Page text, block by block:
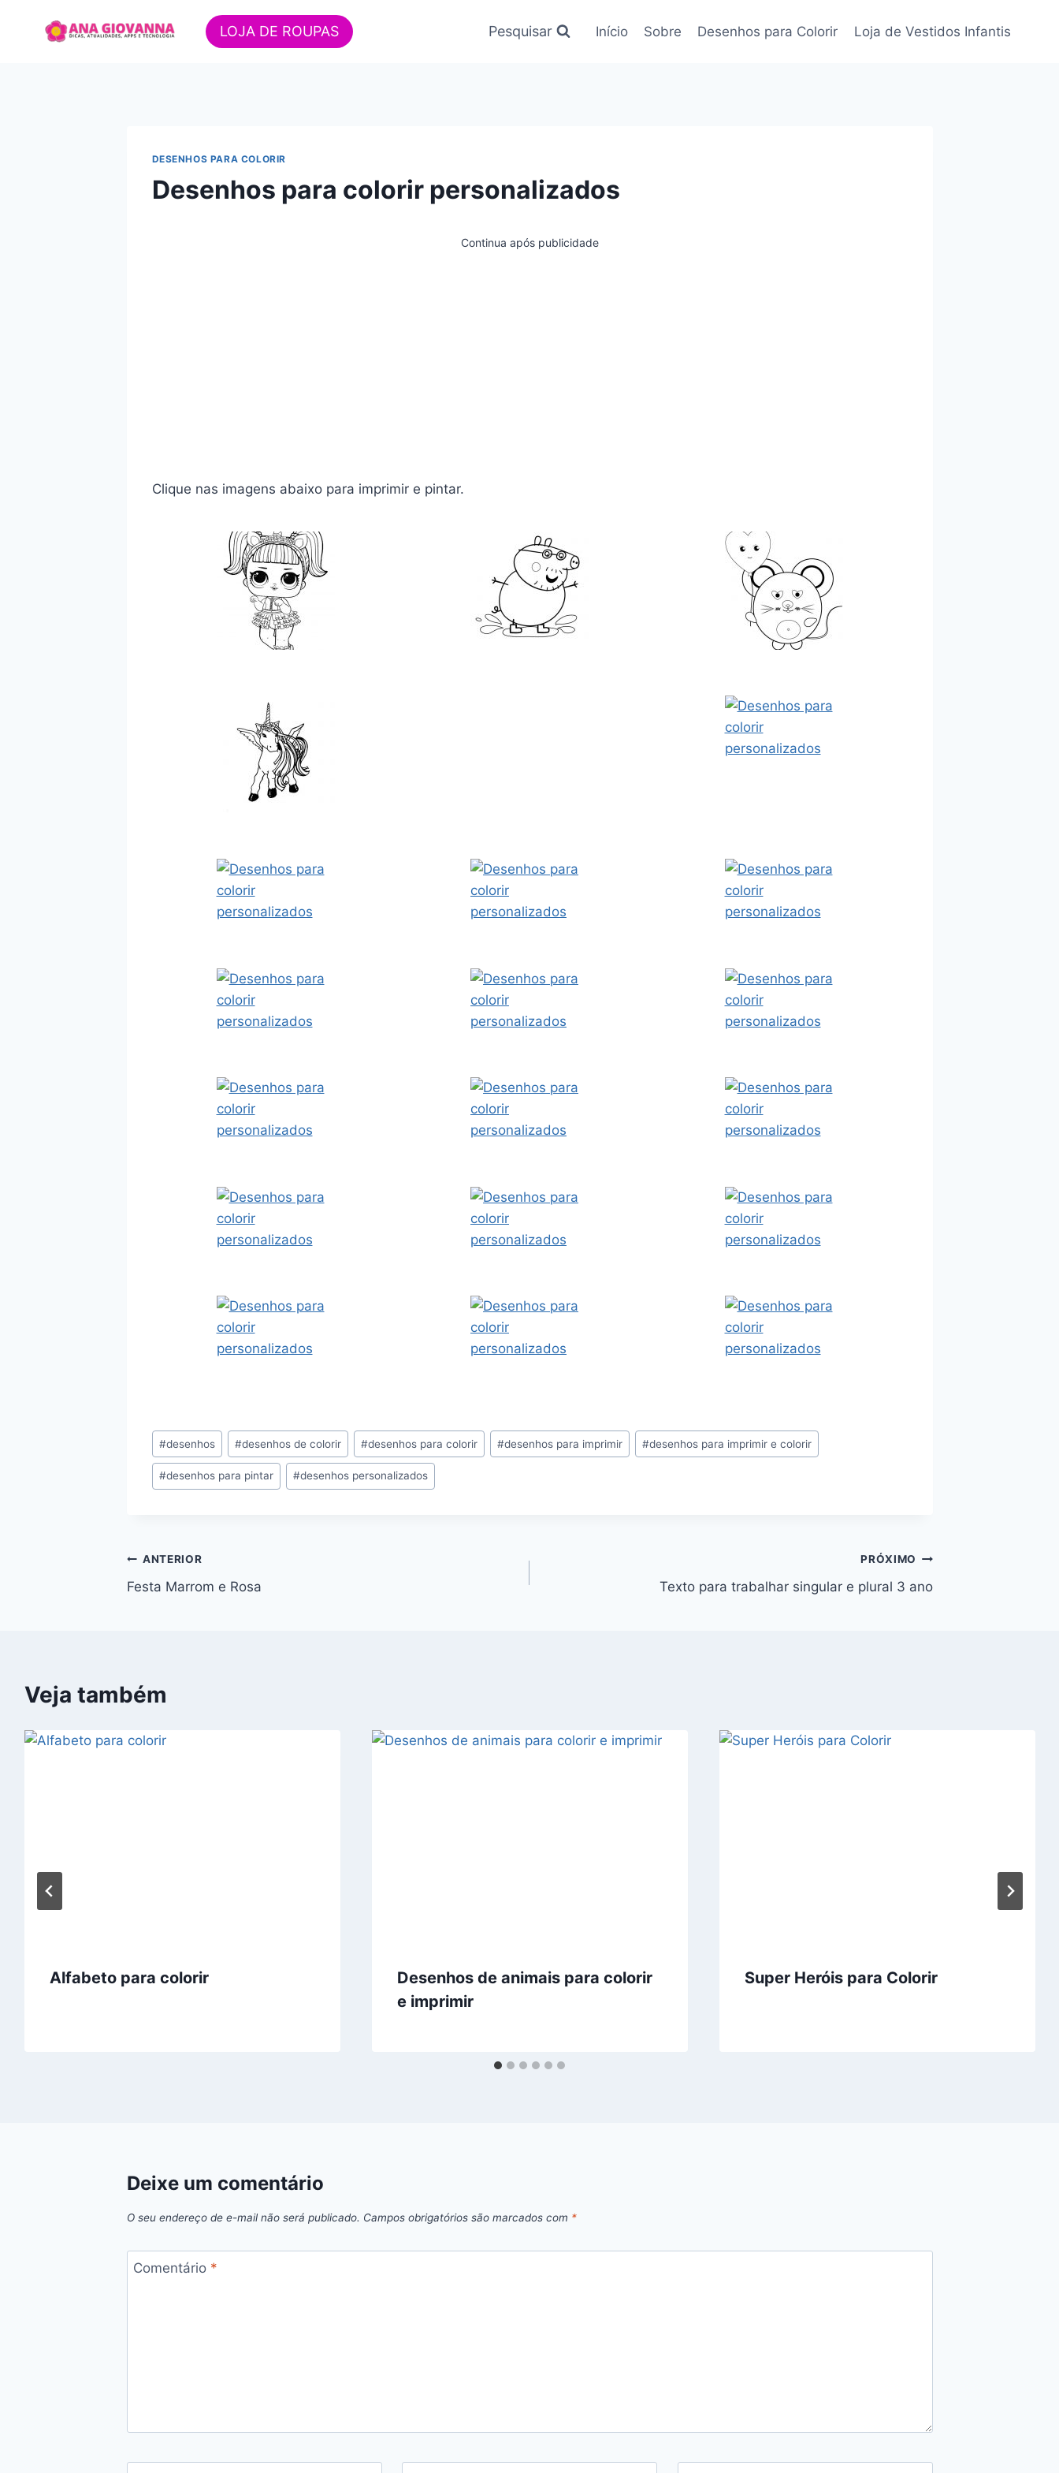
LOJA DE ROUPAS Pesquisar Início Sobre Desenhos para Colorir Loja de Vestidos Infantis
DESENHOS PARA COLORIR
Desenhos para colorir personalizados
Continua após publicidade
Clique nas imagens abaixo para imprimir e pintar.
Tags
do
Post:
#desenhos #desenhos de colorir #desenhos para colorir #desenhos para imprimir #desenhos para imprimir e colorir
#desenhos para pintar #desenhos personalizados
Navegação
de
ANTERIOR
Festa Marrom e Rosa
PRÓXIMO
Texto para trabalhar singular e plural 3 ano
Veja também
Alfabeto para colorir
Desenhos de animais para colorir
e imprimir
Super Heróis para Colorir
Deixe um comentário
O seu endereço de e-mail não será publicado. Campos obrigatórios são marcados com *
Comentário *